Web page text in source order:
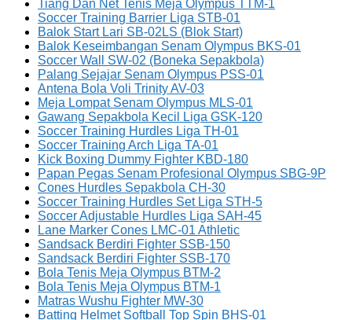
Tiang Dan Net Tenis Meja Olympus TTM-1
Soccer Training Barrier Liga STB-01
Balok Start Lari SB-02LS (Blok Start)
Balok Keseimbangan Senam Olympus BKS-01
Soccer Wall SW-02 (Boneka Sepakbola)
Palang Sejajar Senam Olympus PSS-01
Antena Bola Voli Trinity AV-03
Meja Lompat Senam Olympus MLS-01
Gawang Sepakbola Kecil Liga GSK-120
Soccer Training Hurdles Liga TH-01
Soccer Training Arch Liga TA-01
Kick Boxing Dummy Fighter KBD-180
Papan Pegas Senam Profesional Olympus SBG-9P
Cones Hurdles Sepakbola CH-30
Soccer Training Hurdles Set Liga STH-5
Soccer Adjustable Hurdles Liga SAH-45
Lane Marker Cones LMC-01 Athletic
Sandsack Berdiri Fighter SSB-150
Sandsack Berdiri Fighter SSB-170
Bola Tenis Meja Olympus BTM-2
Bola Tenis Meja Olympus BTM-1
Matras Wushu Fighter MW-30
Batting Helmet Softball Top Spin BHS-01